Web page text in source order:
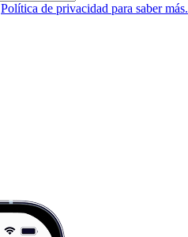
Política de privacidad para saber más.